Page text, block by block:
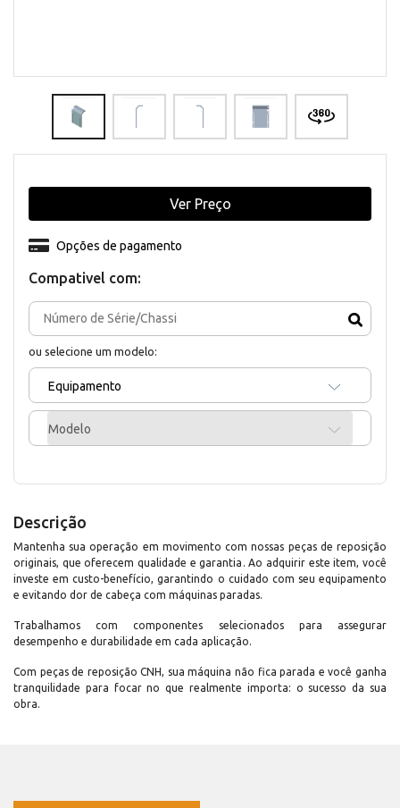
Compativel com:
ou selecione um modelo:
Equipamento
Modelo
Opções de pagamento
Ver Preço
Descrição
Mantenha sua operação em movimento com nossas peças de reposição
originais, que oferecem qualidade e garantia. Ao adquirir este item, você
investe em custo-benefício, garantindo o cuidado com seu equipamento
e evitando dor de cabeça com máquinas paradas.
Trabalhamos com componentes selecionados para assegurar
desempenho e durabilidade em cada aplicação.
Com peças de reposição CNH, sua máquina não fica parada e você ganha
tranquilidade para focar no que realmente importa: o sucesso da sua
obra.